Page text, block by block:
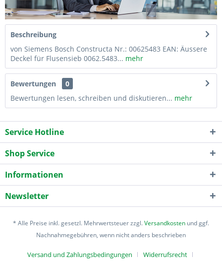
Beschreibung
von Siemens Bosch Constructa Nr.: 00625483 EAN: Äussere
Deckel für Flusensieb 0062.5483... mehr
Bewertungen
0
Bewertungen lesen, schreiben und diskutieren... mehr
Service Hotline
Shop Service
Informationen
Newsletter
* Alle Preise inkl. gesetzl. Mehrwertsteuer zzgl.Versandkosten und ggf.
Nachnahmegebühren, wenn nicht anders beschrieben
Versand und Zahlungsbedingungen Widerrufsrecht